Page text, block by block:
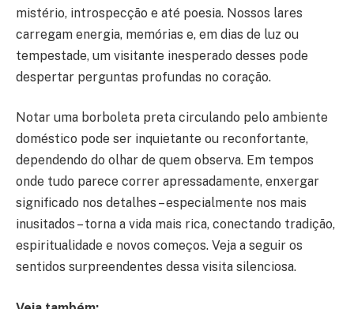
mistério, introspecção e até poesia. Nossos lares
carregam energia, memórias e, em dias de luz ou
tempestade, um visitante inesperado desses pode
despertar perguntas profundas no coração.
Notar uma borboleta preta circulando pelo ambiente
doméstico pode ser inquietante ou reconfortante,
dependendo do olhar de quem observa. Em tempos
onde tudo parece correr apressadamente, enxergar
significado nos detalhes – especialmente nos mais
inusitados – torna a vida mais rica, conectando tradição,
espiritualidade e novos começos. Veja a seguir os
sentidos surpreendentes dessa visita silenciosa.